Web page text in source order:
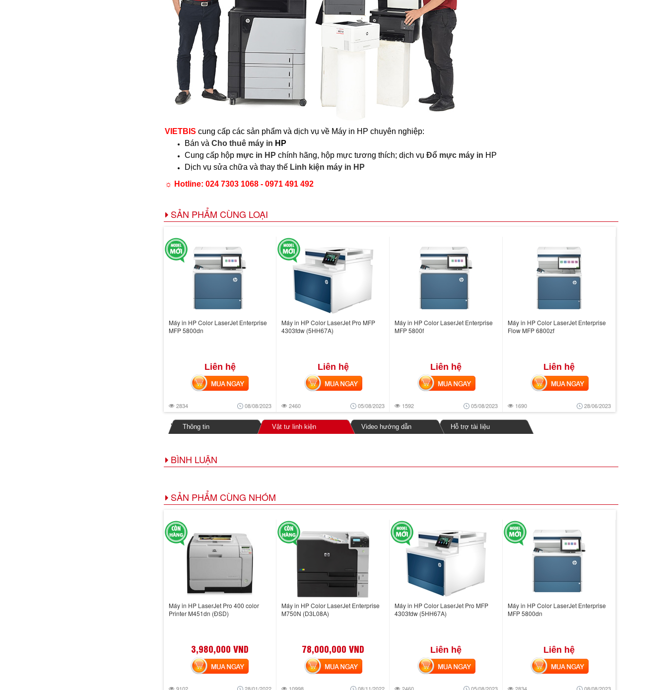
VIETBIS cung cấp các sản phẩm và dịch vụ về Máy in HP chuyên nghiệp:
Bán và Cho thuê máy in HP
Cung cấp hộp mực in HP chính hãng, hộp mực tương thích; dịch vụ Đổ mực máy in HP
Dịch vụ sửa chữa và thay thế Linh kiện máy in HP
☼ Hotline: 024 7303 1068 - 0971 491 492
SẢN PHẨM CÙNG LOẠI
Máy in HP Color LaserJet Enterprise
MFP 5800dn
Liên hệ
2834 08/08/2023
MUA NGAY
Máy in HP Color LaserJet Pro MFP
4303fdw (5HH67A)
Liên hệ
2460 05/08/2023
MUA NGAY
Máy in HP Color LaserJet Enterprise
MFP 5800f
Liên hệ
1592 05/08/2023
MUA NGAY
Máy in HP Color LaserJet Enterprise
Flow MFP 6800zf
Liên hệ
1690 28/06/2023
MUA NGAY
Thông tin Vật tư linh kiện Video hướng dẫn Hỗ trợ tài liệu
BÌNH LUẬN
SẢN PHẨM CÙNG NHÓM
Máy in HP LaserJet Pro 400 color
Printer M451dn (ĐSD)
3,980,000 VND
9102 28/01/2022
MUA NGAY
Máy in HP Color LaserJet Enterprise
M750N (D3L08A)
78,000,000 VND
10998 08/11/2022
MUA NGAY
Máy in HP Color LaserJet Pro MFP
4303fdw (5HH67A)
Liên hệ
2460 05/08/2023
MUA NGAY
Máy in HP Color LaserJet Enterprise
MFP 5800dn
Liên hệ
2834 08/08/2023
MUA NGAY